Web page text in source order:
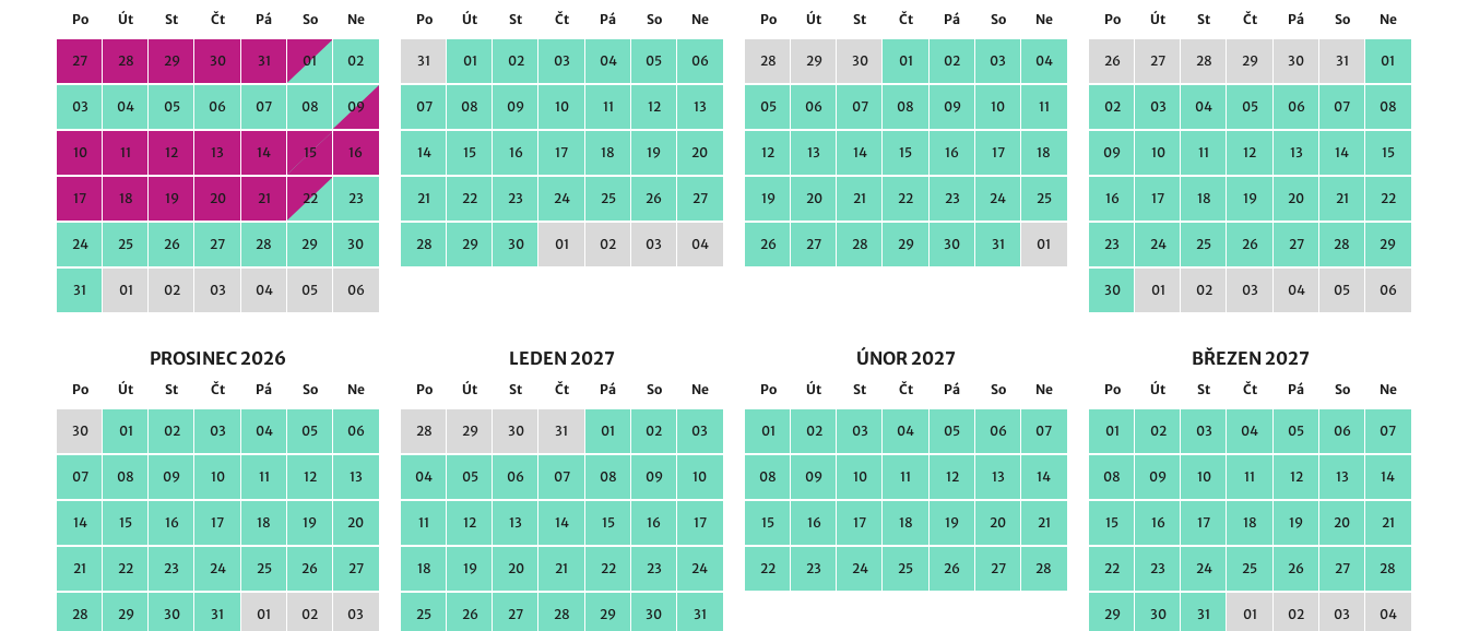
Po Út St Čt Pá So Ne
27 28 29 30 31 01 02
03 04 05 06 07 08 09
10 11 12 13 14 15 16
17 18 19 20 21 22 23
24 25 26 27 28 29 30
31 01 02 03 04 05 06
Po Út St Čt Pá So Ne
31 01 02 03 04 05 06
07 08 09 10 11 12 13
14 15 16 17 18 19 20
21 22 23 24 25 26 27
28 29 30 01 02 03 04
Po Út St Čt Pá So Ne
28 29 30 01 02 03 04
05 06 07 08 09 10 11
12 13 14 15 16 17 18
19 20 21 22 23 24 25
26 27 28 29 30 31 01
Po Út St Čt Pá So Ne
26 27 28 29 30 31 01
02 03 04 05 06 07 08
09 10 11 12 13 14 15
16 17 18 19 20 21 22
23 24 25 26 27 28 29
30 01 02 03 04 05 06
PROSINEC 2026
Po Út St Čt Pá So Ne
30 01 02 03 04 05 06
07 08 09 10 11 12 13
14 15 16 17 18 19 20
21 22 23 24 25 26 27
28 29 30 31 01 02 03
LEDEN 2027
Po Út St Čt Pá So Ne
28 29 30 31 01 02 03
04 05 06 07 08 09 10
11 12 13 14 15 16 17
18 19 20 21 22 23 24
25 26 27 28 29 30 31
ÚNOR 2027
Po Út St Čt Pá So Ne
01 02 03 04 05 06 07
08 09 10 11 12 13 14
15 16 17 18 19 20 21
22 23 24 25 26 27 28
BŘEZEN 2027
Po Út St Čt Pá So Ne
01 02 03 04 05 06 07
08 09 10 11 12 13 14
15 16 17 18 19 20 21
22 23 24 25 26 27 28
29 30 31 01 02 03 04